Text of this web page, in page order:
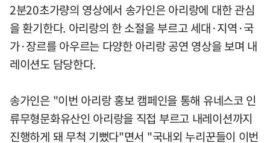
2분20초가량의 영상에서 송가인은 아리랑에 대한 관심
을 환기한다. 아리랑의 한 소절을 부르고 세대·지역·국
가·장르를 아우르는 다양한 아리랑 공연 영상을 보며 내
레이션도 담당한다.
송가인은 "이번 아리랑 홍보 캠페인을 통해 유네스코 인
류무형문화유산인 아리랑을 직접 부르고 내레이션까지
진행하게 돼 무척 기뻤다"면서 "국내외 누리꾼들이 이번